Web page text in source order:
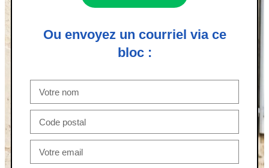
Ou envoyez un courriel via ce
bloc :